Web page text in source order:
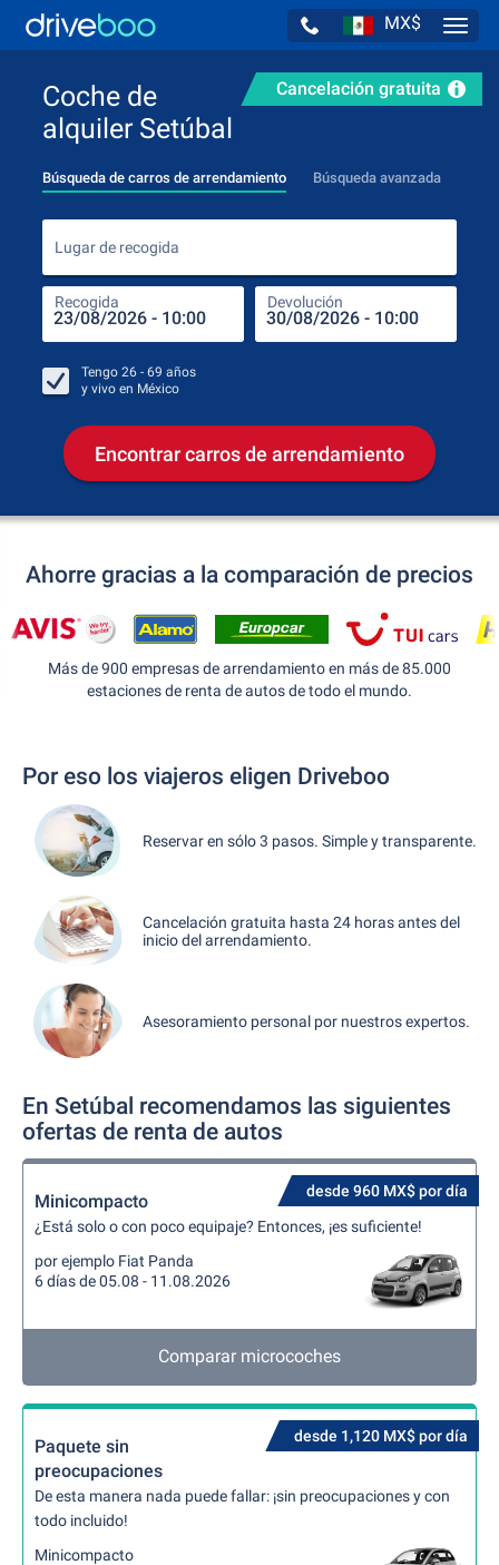
MX$
Cancelación gratuita
Coche de
alquiler Setúbal
Búsqueda de carros de arrendamiento Búsqueda avanzada
Lugar de recogida
Recogida Devolución
Tengo 26 - 69 años
y vivo en México
Encontrar carros de arrendamiento
Ahorre gracias a la comparación de precios
Más de 900 empresas de arrendamiento en más de 85.000
estaciones de renta de autos de todo el mundo.
Por eso los viajeros eligen Driveboo
Reservar en sólo 3 pasos. Simple y transparente.
Cancelación gratuita hasta 24 horas antes del
inicio del arrendamiento.
Asesoramiento personal por nuestros expertos.
En Setúbal recomendamos las siguientes
ofertas de renta de autos
desde 960 MX$ por día
Minicompacto
¿Está solo o con poco equipaje? Entonces, ¡es suficiente!
por ejemplo Fiat Panda
6 días de 05.08 - 11.08.2026
Comparar microcoches
desde 1,120 MX$ por día
Paquete sin
preocupaciones
De esta manera nada puede fallar: ¡sin preocupaciones y con
todo incluido!
Minicompacto